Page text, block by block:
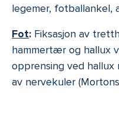
legemer, fotballankel,
Fot: Fiksasjon av
hammertær og hallux
opprensing ved hallux
av nervekuler